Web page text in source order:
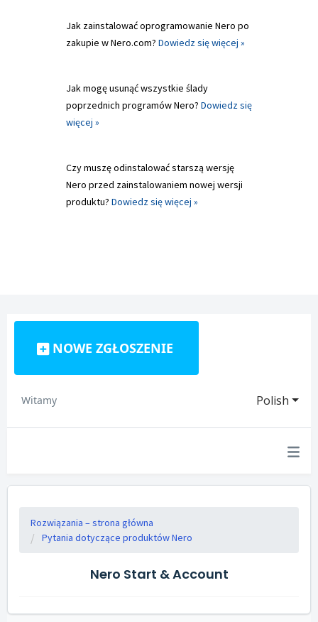
Jak zainstalować oprogramowanie Nero po
zakupie w Nero.com? Dowiedz się więcej »
Jak mogę usunąć wszystkie ślady
poprzednich programów Nero? Dowiedz się
więcej »
Czy muszę odinstalować starszą wersję
Nero przed zainstalowaniem nowej wersji
produktu? Dowiedz się więcej »
NOWE ZGŁOSZENIE
Polish
Witamy
Rozwiązania – strona główna
Pytania dotyczące produktów Nero
Nero Start & Account